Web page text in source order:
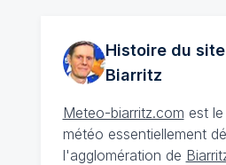
Histoire du
Biarritz
Meteo-biarritz.com est
météo essentiellement
l'agglomération de